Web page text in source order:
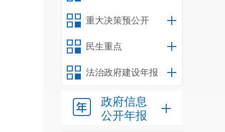
重大决策预公开
民生重点
法治政府建设年报
政府信息
公开年报